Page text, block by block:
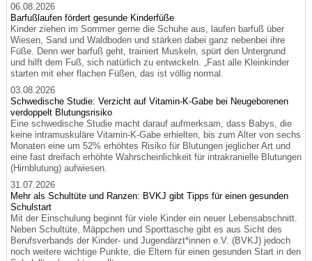
06.08.2026
Barfußlaufen fördert gesunde Kinderfüße
Kinder ziehen im Sommer gerne die Schuhe aus, laufen barfuß über
Wiesen, Sand und Waldboden und stärken dabei ganz nebenbei ihre
Füße. Denn wer barfuß geht, trainiert Muskeln, spürt den Untergrund
und hilft dem Fuß, sich natürlich zu entwickeln. „Fast alle Kleinkinder
starten mit eher flachen Füßen, das ist völlig normal.
03.08.2026
Schwedische Studie: Verzicht auf Vitamin-K-Gabe bei Neugeborenen
verdoppelt Blutungsrisiko
Eine schwedische Studie macht darauf aufmerksam, dass Babys, die
keine intramuskuläre Vitamin-K-Gabe erhielten, bis zum Alter von sechs
Monaten eine um 52% erhöhtes Risiko für Blutungen jeglicher Art und
eine fast dreifach erhöhte Wahrscheinlichkeit für intrakranielle Blutungen
(Hirnblutung) aufwiesen.
31.07.2026
Mehr als Schultüte und Ranzen: BVKJ gibt Tipps für einen gesunden
Schulstart
Mit der Einschulung beginnt für viele Kinder ein neuer Lebensabschnitt.
Neben Schultüte, Mäppchen und Sporttasche gibt es aus Sicht des
Berufsverbands der Kinder- und Jugendärzt*innen e.V. (BVKJ) jedoch
noch weitere wichtige Punkte, die Eltern für einen gesunden Start in den